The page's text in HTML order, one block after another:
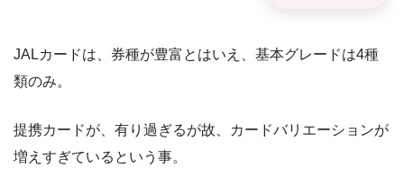
JALカードは、券種が豊富とはいえ、基本グレードは4種
類のみ。
提携カードが、有り過ぎるが故、カードバリエーションが
増えすぎているという事。